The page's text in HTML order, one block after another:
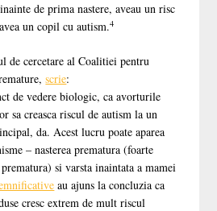
de prima nastere, aveau un risc
un copil cu autism.4
de cercetare al Coalitiei pentru
scrie:
de vedere biologic, ca avorturile
sa creasca riscul de autism la un
da. Acest lucru poate aparea
– nasterea prematura (foarte
si varsta inaintata a mamei
au ajuns la concluzia ca
cresc extrem de mult riscul